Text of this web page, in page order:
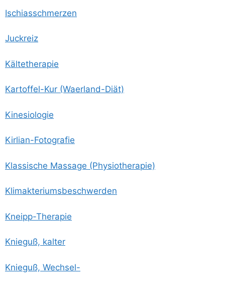
Ischi­as­schmer­zen
Juck­reiz
Käl­te­the­ra­pie
Kar­tof­fel-Kur (Waer­land-Diät)
Kine­sio­lo­gie
Kir­li­an-Foto­gra­fie
Klas­si­sche Mas­sa­ge (Phy­sio­the­ra­pie)
Kli­mak­te­ri­ums­be­schwer­den
Kneipp-The­ra­pie
Knie­guß, kalter
Knie­guß, Wechsel-